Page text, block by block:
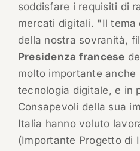
soddisfare i requisiti di
mercati digitali. "Il tema
della nostra sovranità,
Presidenza francese
molto importante anche
tecnologia digitale, e in
Consapevoli della sua
Italia hanno voluto
(Importante Progetto di